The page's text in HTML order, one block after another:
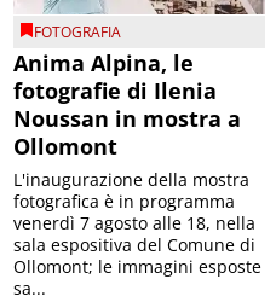
FOTOGRAFIA
Anima Alpina, le
fotografie di Ilenia
Noussan in mostra a
Ollomont
L'inaugurazione della mostra
fotografica è in programma
venerdì 7 agosto alle 18, nella
sala espositiva del Comune di
Ollomont; le immagini esposte
sa...